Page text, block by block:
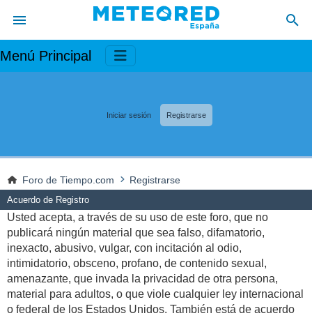
Menú Principal
Iniciar sesión Registrarse
Foro de Tiempo.com Registrarse
Acuerdo de Registro
Usted acepta, a través de su uso de este foro, que no
publicará ningún material que sea falso, difamatorio,
inexacto, abusivo, vulgar, con incitación al odio,
intimidatorio, obsceno, profano, de contenido sexual,
amenazante, que invada la privacidad de otra persona,
material para adultos, o que viole cualquier ley internacional
o federal de los Estados Unidos. También está de acuerdo